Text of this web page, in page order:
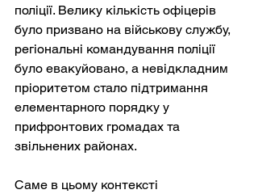
поліції. Велику кількість офіцерів
було призвано на військову службу,
регіональні командування поліції
було евакуйовано, а невідкладним
пріоритетом стало підтримання
елементарного порядку у
прифронтових громадах та
звільнених районах.
Саме в цьому контексті